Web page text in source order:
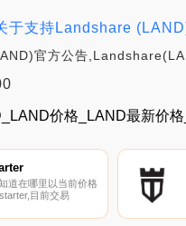
于支持Landshare
官方公告
价格_LAND最新价
道在哪里以当前价格
目前交易
Gate.io、MEXC、